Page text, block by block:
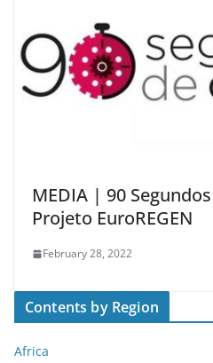
MEDIA | 90
Projeto EuroREGEN
February 28, 2022
Contents by Region
Africa